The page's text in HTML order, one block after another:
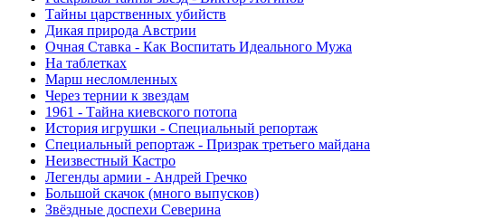
Тайны царственных убийств
Дикая природа Австрии
Очная Ставка - Как Воспитать Идеального Мужа
На таблетках
Марш несломленных
Через тернии к звездам
1961 - Тайна киевского потопа
История игрушки - Специальный репортаж
Специальный репортаж - Призрак третьего майдана
Неизвестный Кастро
Легенды армии - Андрей Гречко
Большой скачок (много выпусков)
Звёздные доспехи Северина